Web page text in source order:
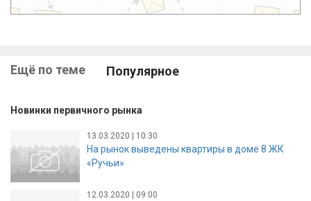
Ещё по теме Популярное
Новинки первичного рынка
13.03.2020 | 10:30
На рынок выведены квартиры в доме 8 ЖК
«Ручьи»
12.03.2020 | 09:00